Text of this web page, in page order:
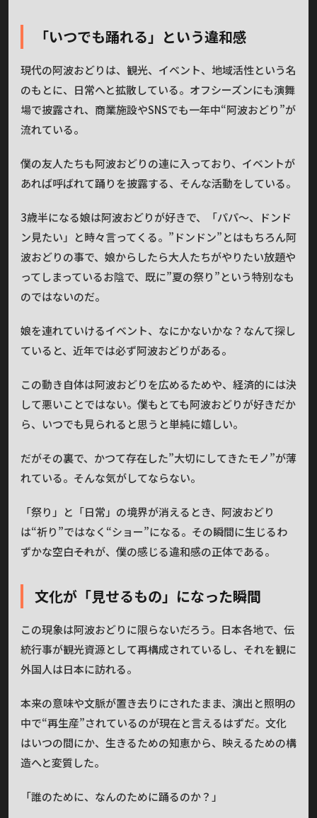
「いつでも踊れる」という違和感
現代の阿波おどりは、観光、イベント、地域活性という名
のもとに、日常へと拡散している。オフシーズンにも演舞
場で披露され、商業施設やSNSでも一年中“阿波おどり”が
流れている。
僕の友人たちも阿波おどりの連に入っており、イベントが
あれば呼ばれて踊りを披露する、そんな活動をしている。
3歳半になる娘は阿波おどりが好きで、「パパ〜、ドンド
ン見たい」と時々言ってくる。”ドンドン”とはもちろん阿
波おどりの事で、娘からしたら大人たちがやりたい放題や
ってしまっているお陰で、既に”夏の祭り”という特別なも
のではないのだ。
娘を連れていけるイベント、なにかないかな？なんて探し
ていると、近年では必ず阿波おどりがある。
この動き自体は阿波おどりを広めるためや、経済的には決
して悪いことではない。僕もとても阿波おどりが好きだか
ら、いつでも見られると思うと単純に嬉しい。
だがその裏で、かつて存在した”大切にしてきたモノ”が薄
れている。そんな気がしてならない。
「祭り」と「日常」の境界が消えるとき、阿波おどり
は“祈り”ではなく“ショー”になる。その瞬間に生じるわ
ずかな空白――それが、僕の感じる違和感の正体である。
文化が「見せるもの」になった瞬間
この現象は阿波おどりに限らないだろう。日本各地で、伝
統行事が観光資源として再構成されているし、それを観に
外国人は日本に訪れる。
本来の意味や文脈が置き去りにされたまま、演出と照明の
中で“再生産”されているのが現在と言えるはずだ。文化
はいつの間にか、生きるための知恵から、映えるための構
造へと変質した。
「誰のために、なんのために踊るのか？」